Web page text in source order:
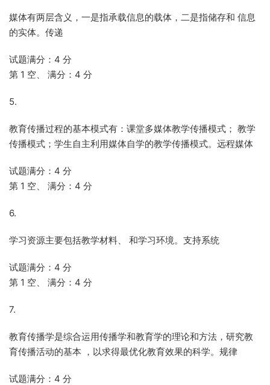
媒体有两层含义，一是指承载信息的载体，二是指储存和 信息
的实体。传递
试题满分：4 分
第 1 空、 满分：4 分
5.
教育传播过程的基本模式有：课堂多媒体教学传播模式； 教学
传播模式；学生自主利用媒体自学的教学传播模式。远程媒体
试题满分：4 分
第 1 空、 满分：4 分
6.
学习资源主要包括教学材料、 和学习环境。支持系统
试题满分：4 分
第 1 空、 满分：4 分
7.
教育传播学是综合运用传播学和教育学的理论和方法，研究教
育传播活动的基本 ，以求得最优化教育效果的科学。规律
试题满分：4 分